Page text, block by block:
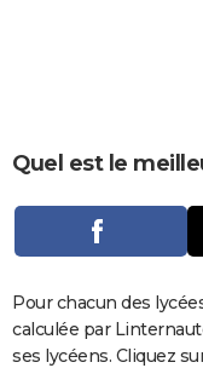
Dictionnaire
Biographies
Expressions
Proverbes
PROGRAMME TV
COPAINS D'AVANT
S'inscrire
Se connecter
Lycées
Collèges
Primaires
Universités
Entreprises
Service militaire
Avis de recherche
AVIS DE DÉCÈS
Quel est le
Pour chacun des
calculée par
ses lycéens. Cliquez